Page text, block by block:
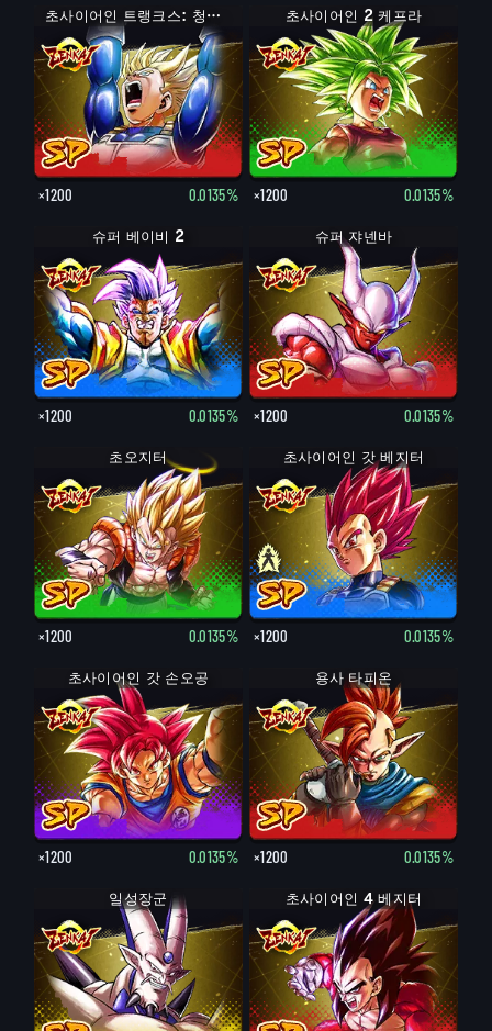
초사이어인 트랭크스: 청년기
×1200 0.0135%
초사이어인 2 케프라
×1200 0.0135%
슈퍼 베이비 2
×1200 0.0135%
슈퍼 쟈넨바
×1200 0.0135%
초오지터
×1200 0.0135%
초사이어인 갓 베지터
×1200 0.0135%
초사이어인 갓 손오공
×1200 0.0135%
용사 타피온
×1200 0.0135%
일성장군 초사이어인 4 베지터